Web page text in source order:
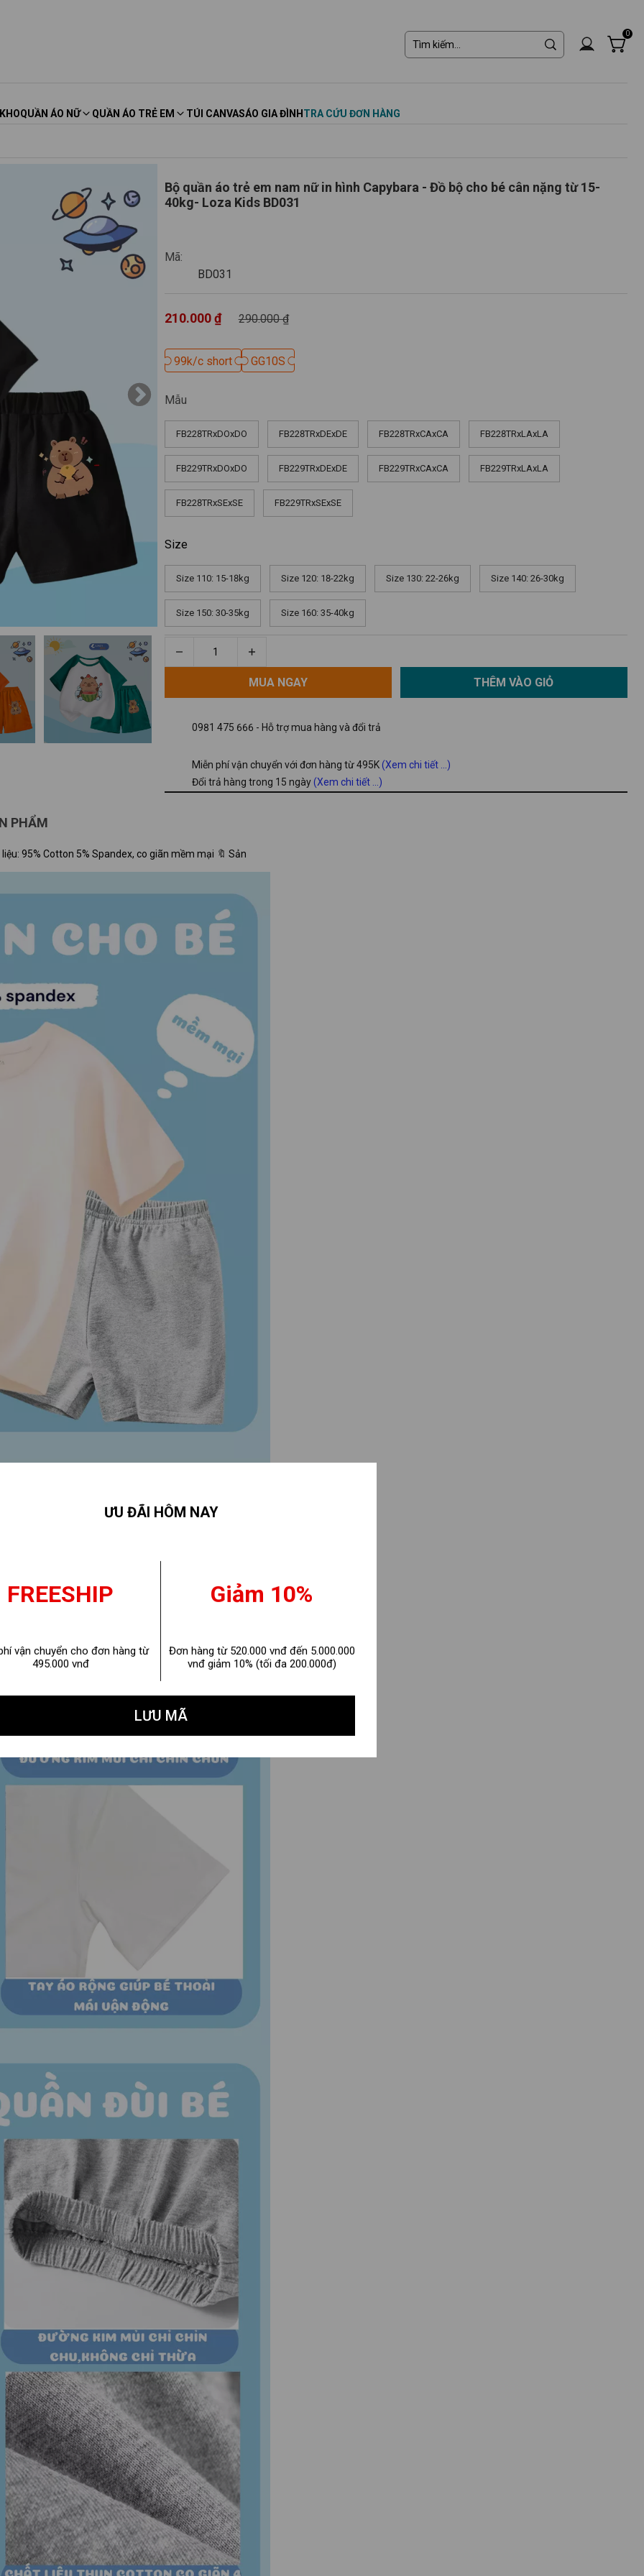
0
QUẦN ÁO NỮ QUẦN ÁO TRẺ EM TÚI CANVASÁO GIA ĐÌNH TRA CỨU ĐƠN HÀNG
BD031
THÊM VÀO GIỎ
Bộ quần áo trẻ em nam nữ in hình Capybara - Đồ bộ cho bé cân nặng từ 15-
40kg- Loza Kids BD031
Mã:
290.000 ₫
210.000 ₫
Mẫu
Size
MUA NGAY
0981 475 666 - Hỗ trợ mua hàng và đổi trả
Miễn phí vận chuyển với đơn hàng từ 495K(Xem chi tiết ...)
Đổi trả hàng trong 15 ngày(Xem chi tiết ...)
FB228TRxDOxDO FB228TRxDExDE FB228TRxCAxCA FB228TRxLAxLA
FB229TRxDOxDO FB229TRxDExDE FB229TRxCAxCA FB229TRxLAxLA
FB228TRxSExSE FB229TRxSExSE
Size 110: 15-18kg Size 120: 18-22kg Size 130: 22-26kg Size 140: 26-30kg
Size 150: 30-35kg Size 160: 35-40kg
BD031
MUA NGAY
99k/c short
99k/c short GG10S
GG10S
PHẨM
95% Cotton 5% Spandex, co giãn mềm mại 🔖 Sản
ƯU ĐÃI HÔM NAY
FREESHIP
vận chuyển cho đơn hàng từ
495.000 vnđ
Giảm 10%
Đơn hàng từ 520.000 vnđ đến 5.000.000
vnđ giảm 10% (tối đa 200.000đ)
LƯU MÃ